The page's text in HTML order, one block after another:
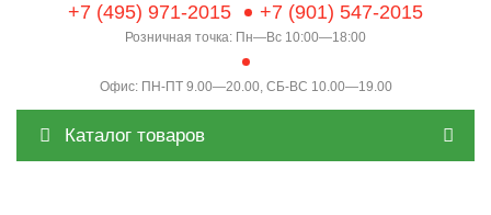
+7 (495) 971-2015 +7 (901) 547-2015
Розничная точка: Пн—Вс 10:00—18:00
Офис: ПН-ПТ 9.00—20.00, СБ-ВС 10.00—19.00
Каталог товаров